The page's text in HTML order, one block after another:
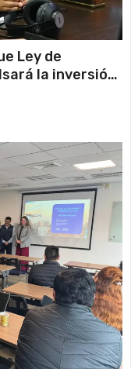
Ley de
la inversión